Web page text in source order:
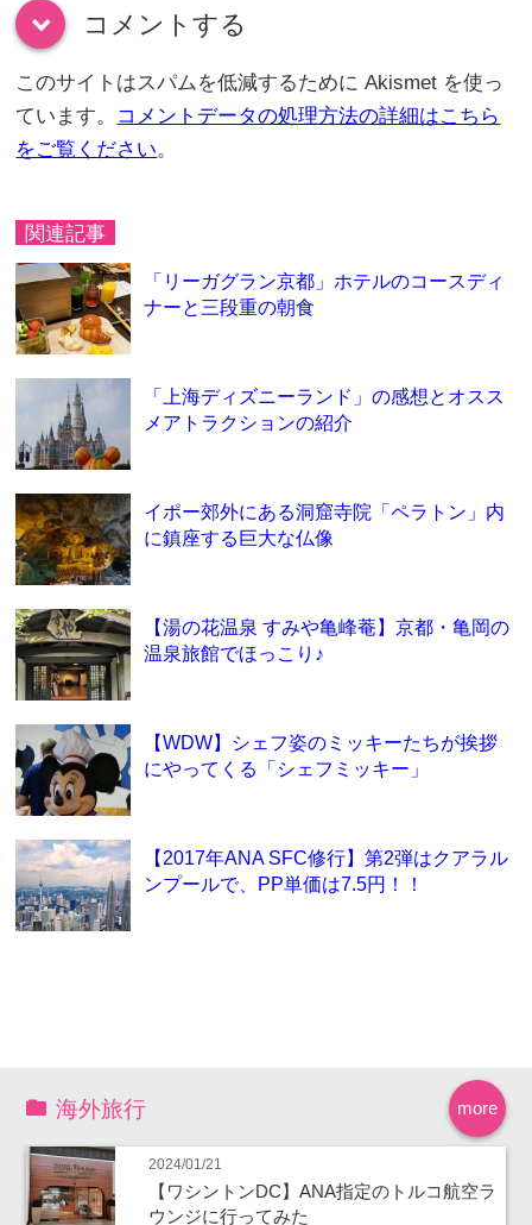
down コメントする
このサイトはスパムを低減するために Akismet を使っ
ています。 コメントデータの処理方法の詳細はこちら
をご覧ください。
関連記事
「リーガグラン京都」ホテルのコースディ
ナーと三段重の朝食
「上海ディズニーランド」の感想とオスス
メアトラクションの紹介
イポー郊外にある洞窟寺院「ペラトン」内
に鎮座する巨大な仏像
【湯の花温泉 すみや亀峰菴】京都・亀岡の
温泉旅館でほっこり♪
【WDW】シェフ姿のミッキーたちが挨拶
にやってくる「シェフミッキー」
【2017年ANA SFC修行】第2弾はクアラル
ンプールで、PP単価は7.5円！！
more
海外旅行
2024/01/21
【ワシントンDC】ANA指定のトルコ航空ラ
ウンジに行ってみた